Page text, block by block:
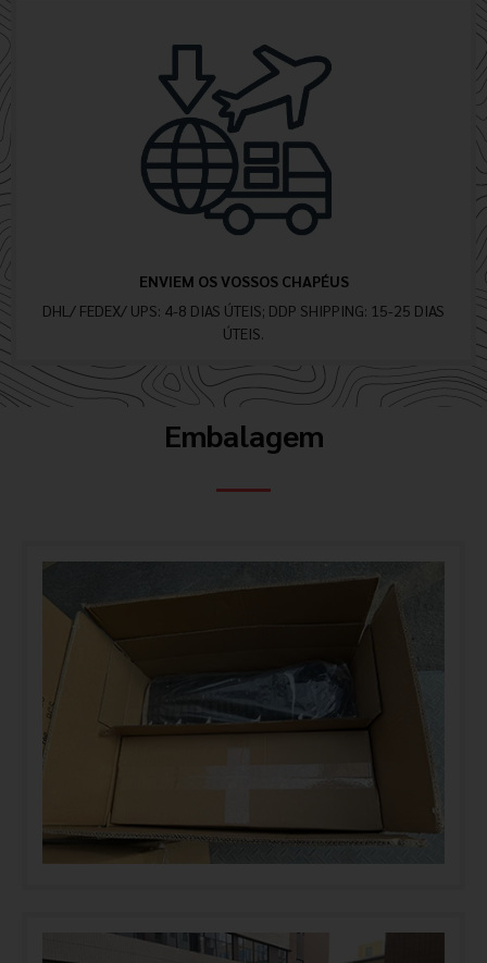
ENVIEM OS VOSSOS CHAPÉUS
DHL/ FEDEX/ UPS: 4-8 DIAS ÚTEIS; DDP SHIPPING: 15-25 DIAS
ÚTEIS.
Embalagem